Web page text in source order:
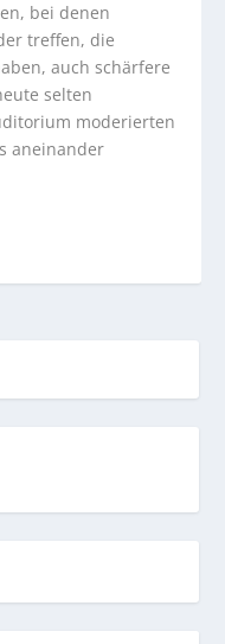
bei denen
treffen, die
auch schärfere
selten
moderierten
aneinander